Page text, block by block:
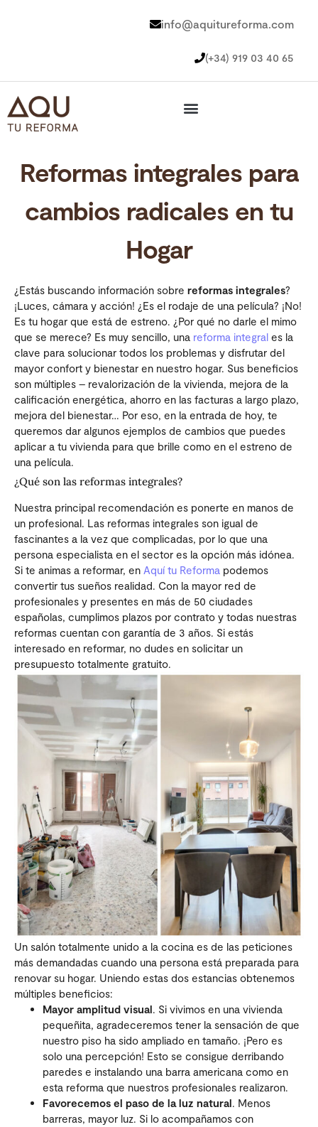
info@aquitureforma.com
(+34) 919 03 40 65
Reformas integrales para
cambios radicales en tu
Hogar
¿Estás buscando información sobre reformas integrales?
¡Luces, cámara y acción! ¿Es el rodaje de una película? ¡No!
Es tu hogar que está de estreno. ¿Por qué no darle el mimo
que se merece? Es muy sencillo, una reforma integral es la
clave para solucionar todos los problemas y disfrutar del
mayor confort y bienestar en nuestro hogar. Sus beneficios
son múltiples – revalorización de la vivienda, mejora de la
calificación energética, ahorro en las facturas a largo plazo,
mejora del bienestar… Por eso, en la entrada de hoy, te
queremos dar algunos ejemplos de cambios que puedes
aplicar a tu vivienda para que brille como en el estreno de
una película.
¿Qué son las reformas integrales?
Nuestra principal recomendación es ponerte en manos de
un profesional. Las reformas integrales son igual de
fascinantes a la vez que complicadas, por lo que una
persona especialista en el sector es la opción más idónea.
Si te animas a reformar, en Aquí tu Reforma podemos
convertir tus sueños realidad. Con la mayor red de
profesionales y presentes en más de 50 ciudades
españolas, cumplimos plazos por contrato y todas nuestras
reformas cuentan con garantía de 3 años. Si estás
interesado en reformar, no dudes en solicitar un
presupuesto totalmente gratuito.
Un salón totalmente unido a la cocina es de las peticiones
más demandadas cuando una persona está preparada para
renovar su hogar. Uniendo estas dos estancias obtenemos
múltiples beneficios:
Mayor amplitud visual. Si vivimos en una vivienda
pequeñita, agradeceremos tener la sensación de que
nuestro piso ha sido ampliado en tamaño. ¡Pero es
solo una percepción! Esto se consigue derribando
paredes e instalando una barra americana como en
esta reforma que nuestros profesionales realizaron.
Favorecemos el paso de la luz natural. Menos
barreras, mayor luz. Si lo acompañamos con